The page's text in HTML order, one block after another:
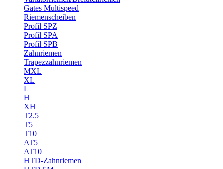
Gates Multispeed
Riemenscheiben
Profil SPZ
Profil SPA
Profil SPB
Zahnriemen
Trapezzahnriemen
MXL
XL
L
H
XH
T2.5
T5
T10
AT5
AT10
HTD-Zahnriemen